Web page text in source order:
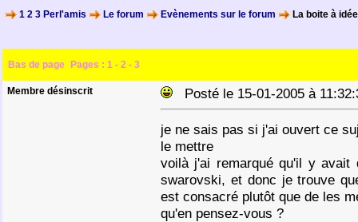
1 2 3 Perl'amis Le forum Evènements sur le forum La boite à
Bas de page Pages : 1 - 2 - 3
Membre désinscrit Posté le 15-01-2005 à
je ne sais pas si j'ai ouvert ce
le mettre
voilà j'ai remarqué qu'il y
swarovski, et donc je trouve
est consacré plutôt que de les
qu'en pensez-vous ?